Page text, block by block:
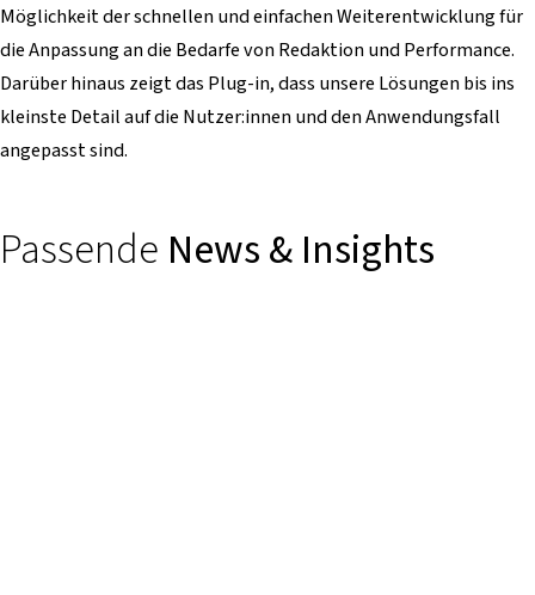
Möglichkeit der schnellen und einfachen Weiterentwicklung für
die Anpassung an die Bedarfe von Redaktion und Performance.
Darüber hinaus zeigt das Plug-in, dass unsere Lösungen bis ins
kleinste Detail auf die Nutzer:innen und den Anwendungsfall
angepasst sind.
Passende News & Insights